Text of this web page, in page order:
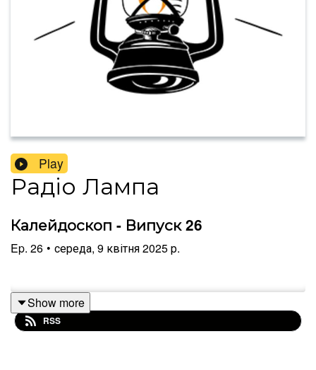
Play
Радіо Лампа
Калейдоскоп - Випуск 26
Ep. 26 • середа, 9 квітня 2025 р.
Show more
RSS